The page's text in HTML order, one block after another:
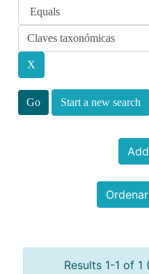
Start a new search
Results 1-1 of 1